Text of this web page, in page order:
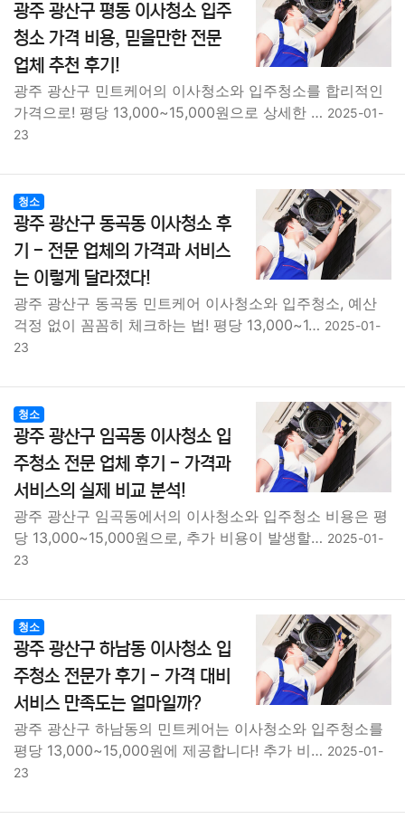
광주 광산구 평동 이사청소 입주
청소 가격 비용, 믿을만한 전문
업체 추천 후기!
광주 광산구 민트케어의 이사청소와 입주청소를 합리적인
가격으로! 평당 13,000~15,000원으로 상세한 … 2025-01-
23
청소
광주 광산구 동곡동 이사청소 후
기 - 전문 업체의 가격과 서비스
는 이렇게 달라졌다!
광주 광산구 동곡동 민트케어 이사청소와 입주청소, 예산
걱정 없이 꼼꼼히 체크하는 법! 평당 13,000~1… 2025-01-
23
청소
광주 광산구 임곡동 이사청소 입
주청소 전문 업체 후기 - 가격과
서비스의 실제 비교 분석!
광주 광산구 임곡동에서의 이사청소와 입주청소 비용은 평
당 13,000~15,000원으로, 추가 비용이 발생할… 2025-01-
23
청소
광주 광산구 하남동 이사청소 입
주청소 전문가 후기 - 가격 대비
서비스 만족도는 얼마일까?
광주 광산구 하남동의 민트케어는 이사청소와 입주청소를
평당 13,000~15,000원에 제공합니다! 추가 비… 2025-01-
23